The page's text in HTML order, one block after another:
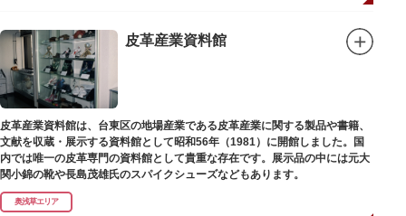
皮革産業資料館
皮革産業資料館は、台東区の地場産業である皮革産業に関する製品や書籍、
文献を収蔵・展示する資料館として昭和56年（1981）に開館しました。国
内では唯一の皮革専門の資料館として貴重な存在です。展示品の中には元大
関小錦の靴や長島茂雄氏のスパイクシューズなどもあります。
奥浅草エリア